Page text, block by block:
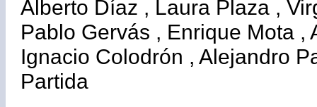
Alberto Díaz , Laura Plaza ,
Pablo Gervás , Enrique Mota ,
Ignacio Colodrón , Alejandro
Partida